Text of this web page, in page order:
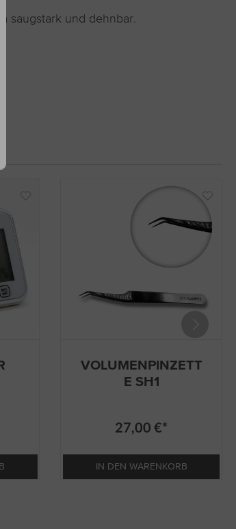
saugstark und dehnbar.
VOLUMENPINZETT
E SH1
27,00 €*
IN DEN WARENKORB